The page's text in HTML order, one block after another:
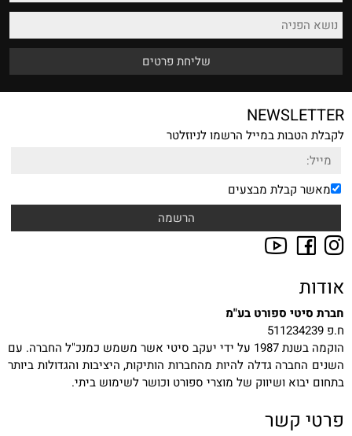
NEWSLETTER
לקבלת הטבות במייל הרשמו לניוזלטר
מאשר קבלת מבצעים
אודות
חברת סיטי ספורט בע"מ
ח.פ 511234239
הוקמה בשנת 1987 על ידי יעקב סיטי אשר משמש כמנכ"ל החברה. עם
השנים החברה גדלה להיות מהחברות הותיקות, היציבות והגדולות ביותר
בתחום יבוא ושיווק של מוצרי ספורט וכושר לשימוש ביתי.
פרטי קשר